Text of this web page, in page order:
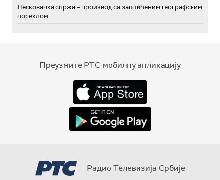
Лесковачка спржа – производ са заштићеним географским
пореклом
Преузмите РТС мобилну апликацију
Радио Телевизија Србије